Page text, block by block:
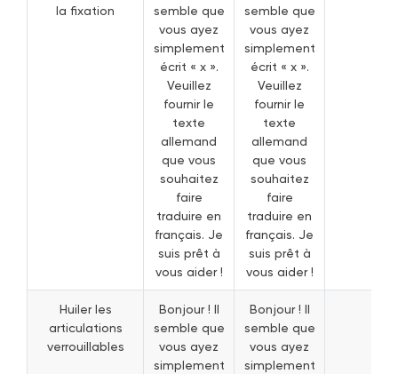
la fixation
semble que
vous ayez
simplement
écrit « x ».
Veuillez
fournir le
texte
allemand
que vous
souhaitez
faire
traduire en
français. Je
suis prêt à
vous aider !
semble que
vous ayez
simplement
écrit « x ».
Veuillez
fournir le
texte
allemand
que vous
souhaitez
faire
traduire en
français. Je
suis prêt à
vous aider !
Huiler les
articulations
verrouillables
Bonjour ! Il
semble que
vous ayez
simplement
Bonjour ! Il
semble que
vous ayez
simplement